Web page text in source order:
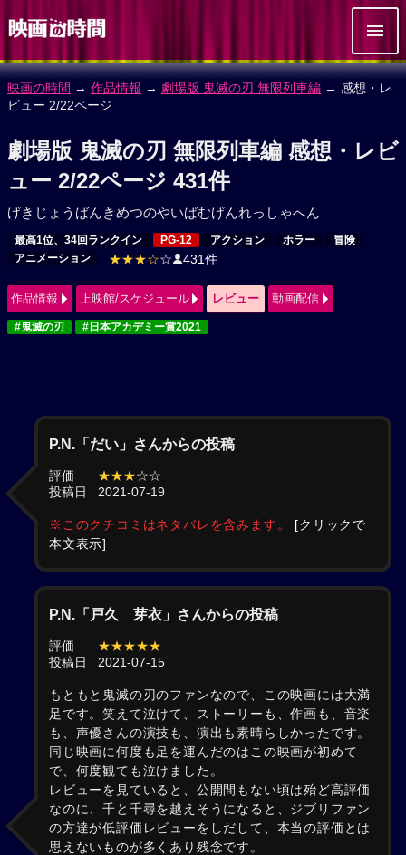
映画の時間 → 作品情報 → 劇場版 鬼滅の刃 無限列車編 → 感想・レ
ビュー 2/22ページ
劇場版 鬼滅の刃 無限列車編 感想・レビ
ュー 2/22ページ 431件
げきじょうばんきめつのやいばむげんれっしゃへん
最高1位、34回ランクイン PG-12 アクション ホラー
冒険
アニメーション
★★★☆☆ 431件
作品情報 上映館/スケジュール レビュー 動画配信
#鬼滅の刃 #日本アカデミー賞2021
P.N.「だい」さんからの投稿
評価 ★★★☆☆
投稿日
2021-07-19
※このクチコミはネタバレを含みます。
[クリックで
本文表示]
P.N.「戸久 芽衣」さんからの投稿
評価
★★★★★
投稿日
2021-07-15
もともと鬼滅の刃のファンなので、この映画には大満
足です。笑えて泣けて、ストーリーも、作画も、音楽
も、声優さんの演技も、演出も素晴らしかったです。
同じ映画に何度も足を運んだのはこの映画が初めて
で、何度観ても泣けました。
レビューを見ていると、公開間もない頃は殆ど高評価
なのに、千と千尋を越えそうになると、ジブリファン
の方達が低評価レビューをしだして、本当の評価とは
思えないものが多くあり残念です。